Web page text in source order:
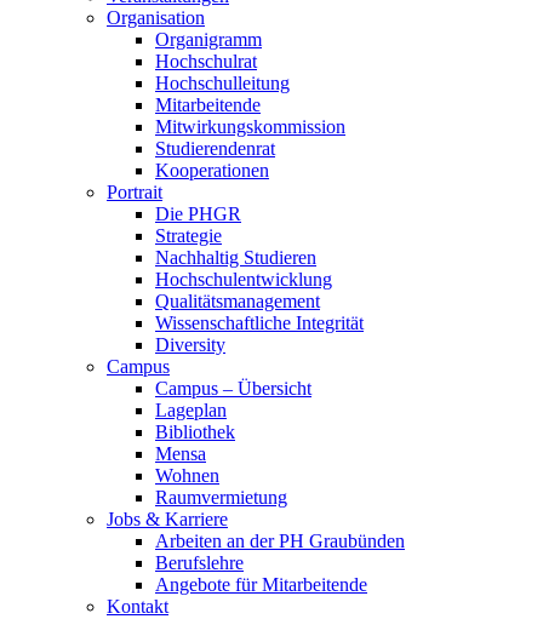
Organisation
Organigramm
Hochschulrat
Hochschulleitung
Mitarbeitende
Mitwirkungskommission
Studierendenrat
Kooperationen
Portrait
Die PHGR
Strategie
Nachhaltig Studieren
Hochschulentwicklung
Qualitätsmanagement
Wissenschaftliche Integrität
Diversity
Campus
Campus – Übersicht
Lageplan
Bibliothek
Mensa
Wohnen
Raumvermietung
Jobs & Karriere
Arbeiten an der PH Graubünden
Berufslehre
Angebote für Mitarbeitende
Kontakt